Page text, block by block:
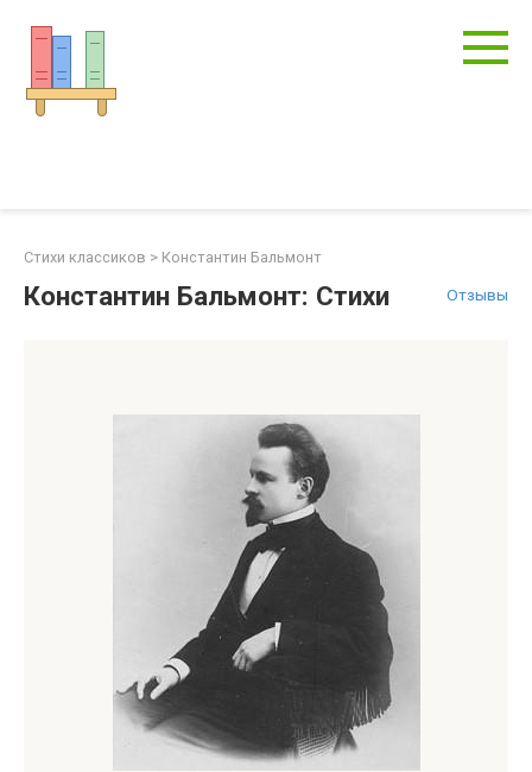
контенту
Стихи классиков > Константин Бальмонт
Отзывы
Константин Бальмонт: Стихи